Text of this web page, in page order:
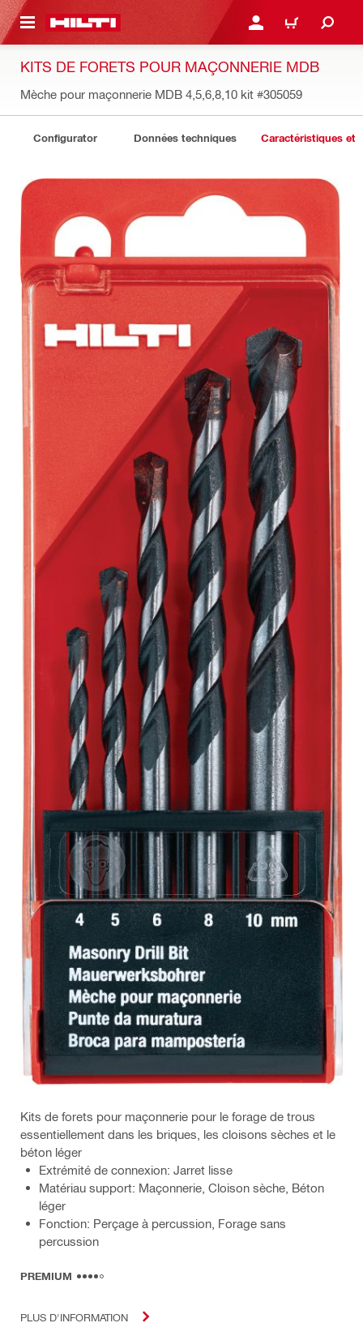
SE CONNECTER OU
PANIER
KITS DE FORETS POUR MAÇONNERIE MDB
Mèche pour maçonnerie MDB 4,5,6,8,10 kit #305059
Configurator Données techniques Caractéristiques et
Kits de forets pour maçonnerie pour le forage de trous
essentiellement dans les briques, les cloisons sèches et le
béton léger
Extrémité de connexion: Jarret lisse
Matériau support: Maçonnerie, Cloison sèche, Béton
léger
Fonction: Perçage à percussion, Forage sans
percussion
PREMIUM
PLUS D'INFORMATION